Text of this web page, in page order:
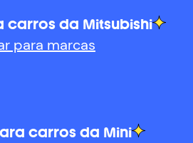
carros da Mitsubishi
para marcas
carros da Mini